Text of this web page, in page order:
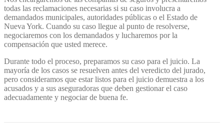
todas las reclamaciones necesarias si su caso involucra a
demandados municipales, autoridades públicas o el Estado de
Nueva York. Cuando su caso llegue al punto de resolverse,
negociaremos con los demandados y lucharemos por la
compensación que usted merece.
Durante todo el proceso, preparamos su caso para el juicio. La
mayoría de los casos se resuelven antes del veredicto del jurado,
pero consideramos que estar listos para el juicio demuestra a los
acusados y a sus aseguradoras que deben gestionar el caso
adecuadamente y negociar de buena fe.